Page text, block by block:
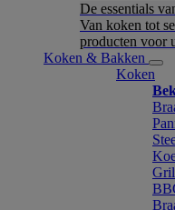
De essentials
Van koken tot
producten voor
Koken & Bakken
Koken